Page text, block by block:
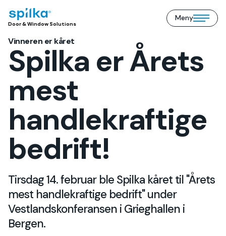
Door
Solutions
(NO)
Door & Window Solutions
Meny
Open/close
Vinneren er kåret
Spilka er Årets
mest
handlekraftige
bedrift!
Tirsdag 14. februar ble Spilka kåret til "Årets
mest handlekraftige bedrift" under
Vestlandskonferansen i Grieghallen i
Bergen.